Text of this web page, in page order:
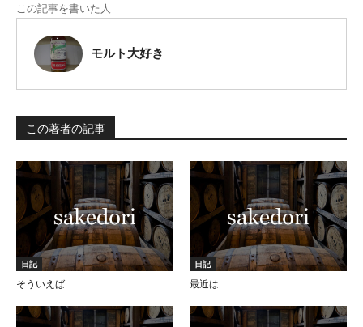
この記事を書いた人
モルト大好き
この著者の記事
日記
そういえば
日記
最近は